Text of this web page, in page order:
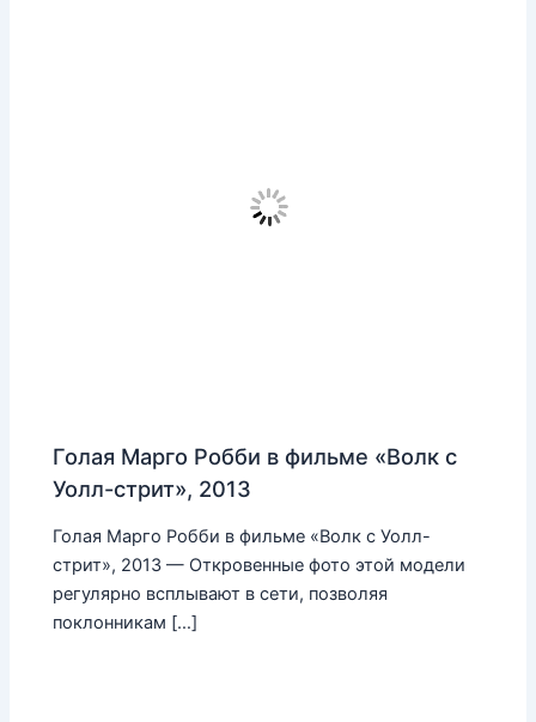
Голая Марго Робби в фильме «Волк с
Уолл-стрит», 2013
Голая Марго Робби в фильме «Волк с Уолл-
стрит», 2013 — Откровенные фото этой модели
регулярно всплывают в сети, позволяя
поклонникам […]